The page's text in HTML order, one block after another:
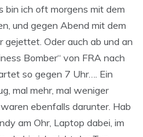
bin ich oft morgens mit dem
und gegen Abend mit dem
gejettet. Oder auch ab und an
Bomber“ von FRA nach
so gegen 7 Uhr…. Ein
mal mehr, mal weniger
ebenfalls darunter. Hab
am Ohr, Laptop dabei, im